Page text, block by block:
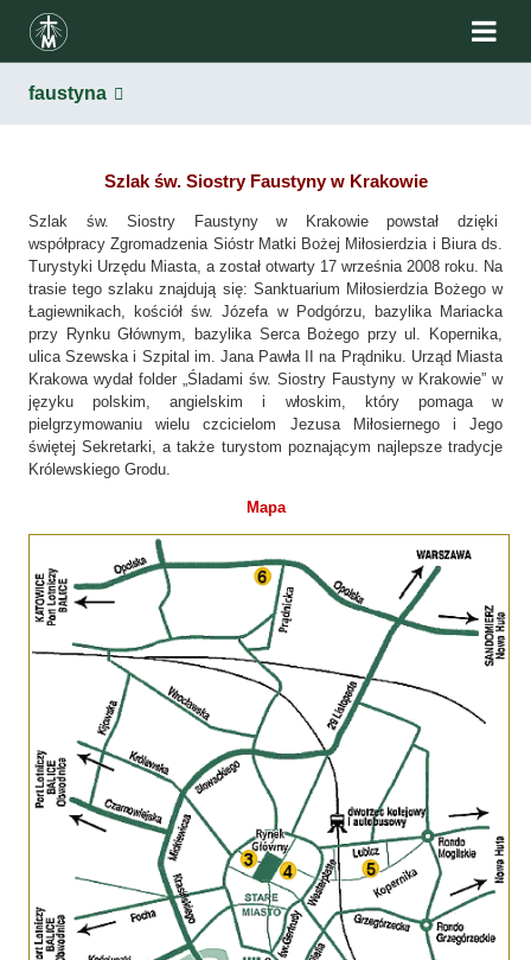
faustyna
Szlak św. Siostry Faustyny w Krakowie
Szlak św. Siostry Faustyny w Krakowie powstał dzięki
współpracy Zgromadzenia Sióstr Matki Bożej Miłosierdzia i Biura ds.
Turystyki Urzędu Miasta, a został otwarty 17 września 2008 roku. Na
trasie tego szlaku znajdują się: Sanktuarium Miłosierdzia Bożego w
Łagiewnikach, kościół św. Józefa w Podgórzu, bazylika Mariacka
przy Rynku Głównym, bazylika Serca Bożego przy ul. Kopernika,
ulica Szewska i Szpital im. Jana Pawła II na Prądniku. Urząd Miasta
Krakowa wydał folder „Śladami św. Siostry Faustyny w Krakowie” w
języku polskim, angielskim i włoskim, który pomaga w
pielgrzymowaniu wielu czcicielom Jezusa Miłosiernego i Jego
świętej Sekretarki, a także turystom poznającym najlepsze tradycje
Królewskiego Grodu.
Mapa